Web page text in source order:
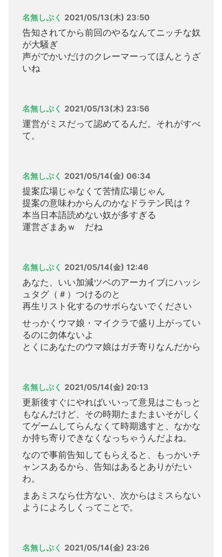
名無しぷく 2021/05/13(木) 23:50
告知されてから前回のやるなんてニッチな奴
が大騒ぎ
声がでかいだけのクレーマーってほんとうざ
いね
名無しぷく 2021/05/13(木) 23:56
運営がミスだって認めてるんだ。それがすべ
て。
名無しぷく 2021/05/14(金) 06:34
提案広場じゃなくて苦情広場じゃん
提案の意味わからんのかなドラテン民は？
本当日本語読めない奴が多すぎる
運営ざまあｗ だね
名無しぷく 2021/05/14(金) 12:46
あなた、いい加減ツベのアーカイブにハッシ
ュタグ（＃）つけるのと
再生リスト化するのサボらないでください
せっかくウマ娘・マイクラで盛り上がってい
るのに勿体ないよ
とくにあなたのウマ娘はガチ寄りなんだから
名無しぷく 2021/05/14(金) 20:13
更新後すぐにやればいいって意見はごもっと
もなんだけど、その時期たまたまいそがしく
てゲームしてらんなくて時期逃すと、なかな
か持ち寄りできなくなっちゃうんだよね。
なので事前告知してもらえると、もっかいチ
ャンスあるから、告知はあるとありがたい
わ。
まあミスなら仕方ない、次からはミスらない
ようによろしくってことで。
名無しぷく 2021/05/14(金) 23:26